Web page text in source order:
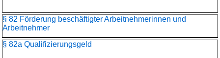
§ 82 Förderung beschäftigter Arbeitnehmerinnen und
Arbeitnehmer
§ 82a Qualifizierungsgeld